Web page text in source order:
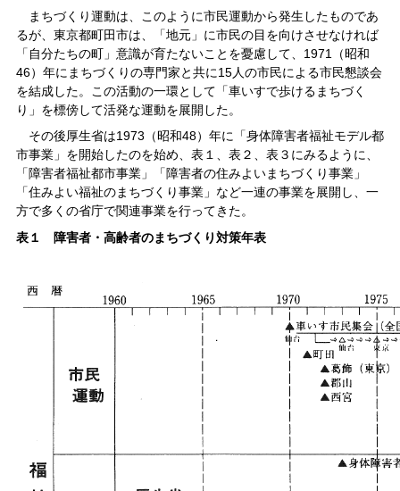
まちづくり運動は、このように市民運動から発生したものであ
るが、東京都町田市は、「地元」に市民の目を向けさせなければ
「自分たちの町」意識が育たないことを憂慮して、1971（昭和
46）年にまちづくりの専門家と共に15人の市民による市民懇談会
を結成した。この活動の一環として「車いすで歩けるまちづく
り」を標傍して活発な運動を展開した。
その後厚生省は1973（昭和48）年に「身体障害者福祉モデル都
市事業」を開始したのを始め、表１、表２、表３にみるように、
「障害者福祉都市事業」「障害者の住みよいまちづくり事業」
「住みよい福祉のまちづくり事業」など一連の事業を展開し、一
方で多くの省庁で関連事業を行ってきた。
表１ 障害者・高齢者のまちづくり対策年表